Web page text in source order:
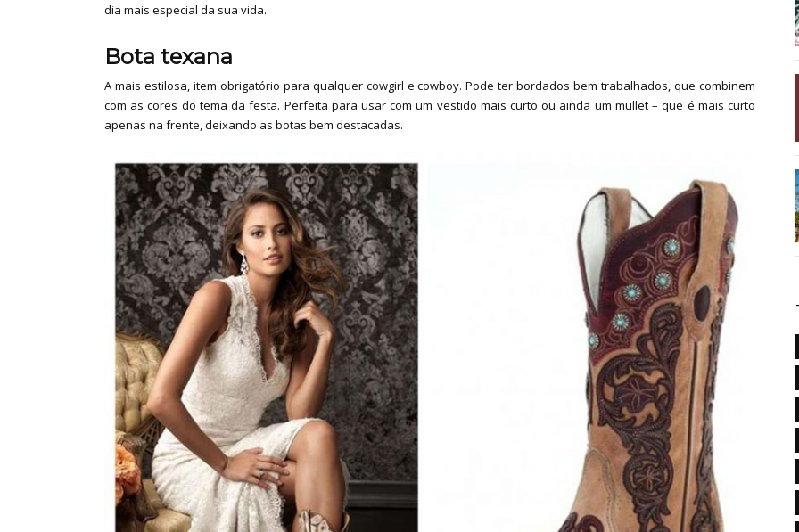
dia mais especial da sua vida.
Bota texana
A mais estilosa, item obrigatório para qualquer cowgirl e cowboy. Pode ter bordados bem trabalhados, que combinem
com as cores do tema da festa. Perfeita para usar com um vestido mais curto ou ainda um mullet – que é mais curto
apenas na frente, deixando as botas bem destacadas.